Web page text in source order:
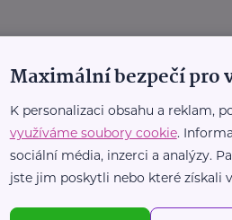
Maximální bezpečí pro
K personalizaci obsahu a reklam,
využíváme soubory cookie.
sociální média, inzerci a analýzy.
jste jim poskytli nebo které získali